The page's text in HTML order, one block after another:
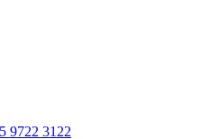
9722 3122